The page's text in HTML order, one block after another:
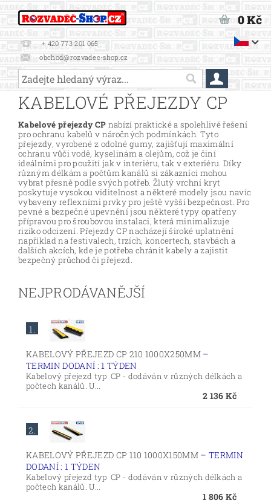
+ 420 773 201 065
obchod@rozvadec-shop.cz
0 Kč
KABELOVÉ PŘEJEZDY CP
Kabelové přejezdy CP nabízí praktické a spolehlivé řešení
pro ochranu kabelů v náročných podmínkách. Tyto
přejezdy, vyrobené z odolné gumy, zajišťují maximální
ochranu vůči vodě, kyselinám a olejům, což je činí
ideálními pro použití jak v interiéru, tak v exteriéru. Díky
různým délkám a počtům kanálů si zákazníci mohou
vybrat přesně podle svých potřeb. Žlutý vrchní kryt
poskytuje vysokou viditelnost a některé modely jsou navíc
vybaveny reflexními prvky pro ještě vyšší bezpečnost. Pro
pevné a bezpečné upevnění jsou některé typy opatřeny
přípravou pro šroubovou instalaci, která minimalizuje
riziko odcizení. Přejezdy CP nacházejí široké uplatnění
například na festivalech, trzích, koncertech, stavbách a
dalších akcích, kde je potřeba chránit kabely a zajistit
bezpečný průchod či přejezd.
NEJPRODÁVANĚJŠÍ
1.
KABELOVÝ PŘEJEZD CP 210 1000X250MM –
TERMIN DODANÍ : 1 TÝDEN
Kabelový přejezd typ CP - dodáván v různých délkách a
počtech kanálů. U...
2 136 Kč
2.
KABELOVÝ PŘEJEZD CP 110 1000X150MM – TERMIN
DODANÍ : 1 TÝDEN
Kabelový přejezd typ CP - dodáván v různých délkách a
počtech kanálů. U...
1 806 Kč